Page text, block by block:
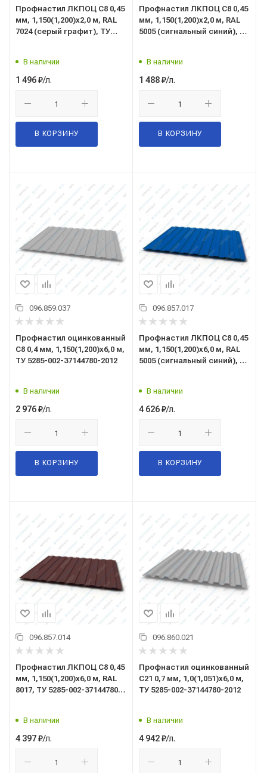
Профнастил ЛКПОЦ C8 0,45
мм, 1,150(1,200)x2,0 м, RAL
7024 (серый графит), ТУ
В наличии
1 496₽/л.
В КОРЗИНУ
Профнастил ЛКПОЦ C8 0,45
мм, 1,150(1,200)x2,0 м, RAL
5005 (сигнальный синий), ТУ
В наличии
1 488₽/л.
В КОРЗИНУ
096.859.037
Профнастил оцинкованный
C8 0,4 мм, 1,150(1,200)x6,0 м,
ТУ 5285-002-37144780-2012
В наличии
2 976₽/л.
В КОРЗИНУ
096.857.017
Профнастил ЛКПОЦ C8 0,45
мм, 1,150(1,200)x6,0 м, RAL
5005 (сигнальный синий), ТУ
В наличии
4 626₽/л.
В КОРЗИНУ
096.857.014
Профнастил ЛКПОЦ C8 0,45
мм, 1,150(1,200)x6,0 м, RAL
8017, ТУ 5285-002-37144780-
В наличии
4 397₽/л.
096.860.021
Профнастил оцинкованный
C21 0,7 мм, 1,0(1,051)x6,0 м,
ТУ 5285-002-37144780-2012
В наличии
4 942₽/л.